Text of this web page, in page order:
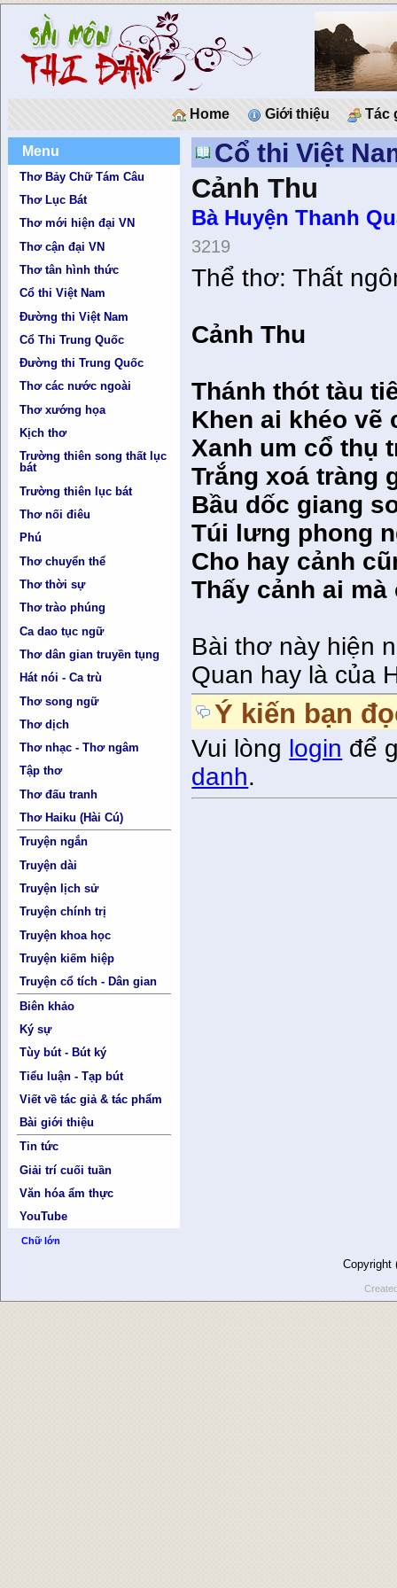
Home Giới thiệu Tác
Menu
Thơ Bảy Chữ Tám Câu
Thơ Lục Bát
Thơ mới hiện đại VN
Thơ cận đại VN
Thơ tân hình thức
Cổ thi Việt Nam
Đường thi Việt Nam
Cổ Thi Trung Quốc
Đường thi Trung Quốc
Thơ các nước ngoài
Thơ xướng họa
Kịch thơ
Trường thiên song thất lục
bát
Trường thiên lục bát
Thơ nối điêu
Phú
Thơ chuyển thể
Thơ thời sự
Thơ trào phúng
Ca dao tục ngữ
Thơ dân gian truyền tụng
Hát nói - Ca trù
Thơ song ngữ
Thơ dịch
Thơ nhạc - Thơ ngâm
Tập thơ
Thơ đấu tranh
Thơ Haiku (Hài Cú)
Truyện ngắn
Truyện dài
Truyện lịch sử
Truyện chính trị
Truyện khoa học
Truyện kiếm hiệp
Truyện cổ tích - Dân gian
Biên khảo
Ký sự
Tùy bút - Bút ký
Tiểu luận - Tạp bút
Viết về tác giả & tác phẩm
Bài giới thiệu
Tin tức
Giải trí cuối tuần
Văn hóa ẩm thực
YouTube
Chữ lớn
Cổ thi Việt
Cảnh Thu
Bà Huyện Thanh
3219
Thể thơ: Thất
Cảnh Thu
Thánh thót tàu
Khen ai khéo vẽ
Xanh um cổ thụ
Trắng xoá tràng
Bầu dốc giang
Túi lưng phong
Cho hay cảnh
Thấy cảnh ai
Bài thơ này hiện
Quan hay là của
Ý kiến bạn
Vui lòng login để
danh.
Copyright